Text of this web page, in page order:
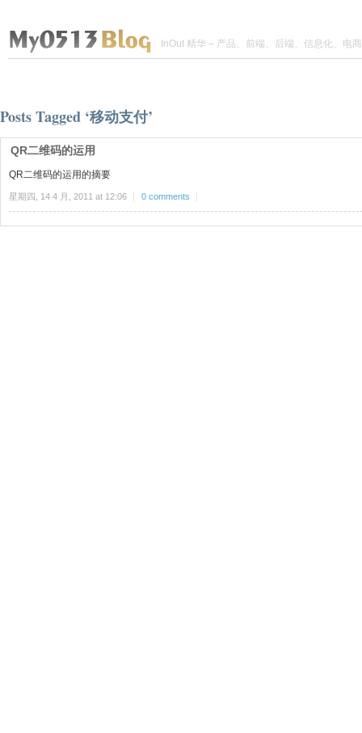
InOut 精华 – 产品、前端、后端、信息化、电商
Posts Tagged ‘移动支付’
QR二维码的运用
QR二维码的运用的摘要
星期四, 14 4 月, 2011 at 12:06 0 comments